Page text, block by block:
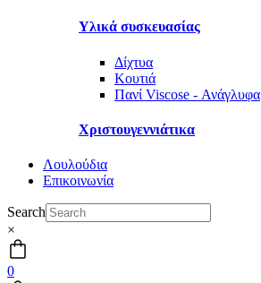
Υλικά συσκευασίας
Δίχτυα
Κουτιά
Πανί Viscose - Ανάγλυφα
Χριστουγεννιάτικα
Λουλούδια
Επικοινωνία
Search
×
0